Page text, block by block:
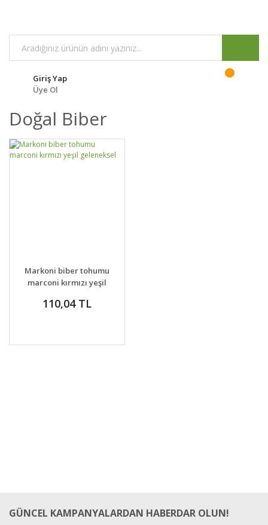
Giriş Yap
Üye Ol
Doğal Biber
DETAYLAR
VER
Markoni biber tohumu
marconi kırmızı yeşil
110,04 TL
GÜNCEL KAMPANYALARDAN HABERDAR OLUN!